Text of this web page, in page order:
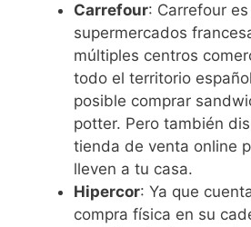
Carrefour: Carrefour
supermercados
múltiples centros
todo el territorio
posible comprar
potter. Pero también
tienda de venta online
lleven a tu casa.
Hipercor: Ya que
compra física en su